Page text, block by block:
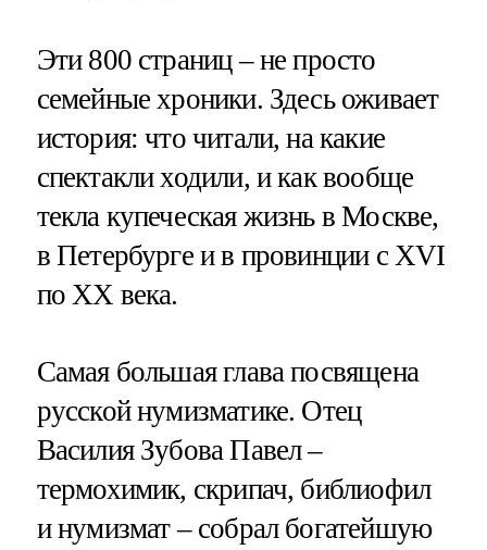
Эти 800 страниц – не просто
семейные хроники. Здесь оживает
история: что читали, на какие
спектакли ходили, и как вообще
текла купеческая жизнь в Москве,
в Петербурге и в провинции с XVI
по XX века.
Самая большая глава посвящена
русской нумизматике. Отец
Василия Зубова Павел –
термохимик, скрипач, библиофил
и нумизмат – собрал богатейшую